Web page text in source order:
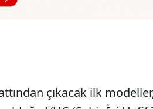
çıkacak ilk